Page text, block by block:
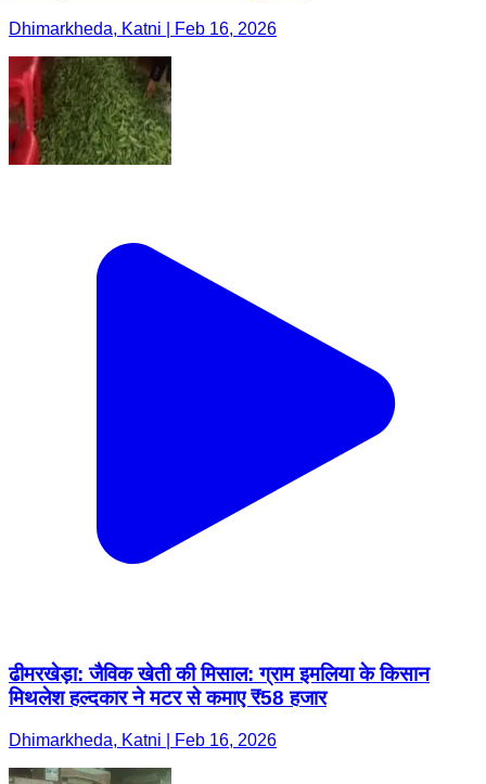
Dhimarkheda, Katni | Feb 16, 2026
ढीमरखेड़ा: जैविक खेती की मिसाल: ग्राम इमलिया के किसान
मिथलेश हल्दकार ने मटर से कमाए ₹58 हजार
Dhimarkheda, Katni | Feb 16, 2026